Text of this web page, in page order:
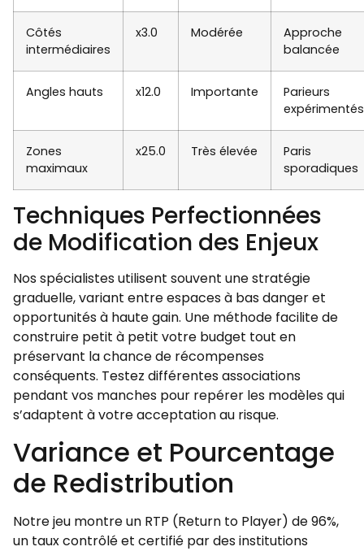
Côtés
intermédiaires
x3.0 Modérée
Approche
balancée
Angles hauts x12.0 Importante
Parieurs
expérimentés
Zones
maximaux
x25.0 Très élevée
Paris
sporadiques
Techniques Perfectionnées
de Modification des Enjeux
Nos spécialistes utilisent souvent une stratégie
graduelle, variant entre espaces à bas danger et
opportunités à haute gain. Une méthode facilite de
construire petit à petit votre budget tout en
préservant la chance de récompenses
conséquents. Testez différentes associations
pendant vos manches pour repérer les modèles qui
s’adaptent à votre acceptation au risque.
Variance et Pourcentage
de Redistribution
Notre jeu montre un RTP (Return to Player) de 96%,
un taux contrôlé et certifié par des institutions